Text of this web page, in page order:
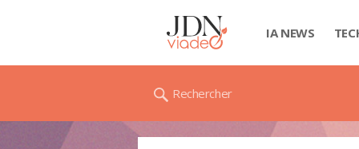
IA NEWS
Rechercher